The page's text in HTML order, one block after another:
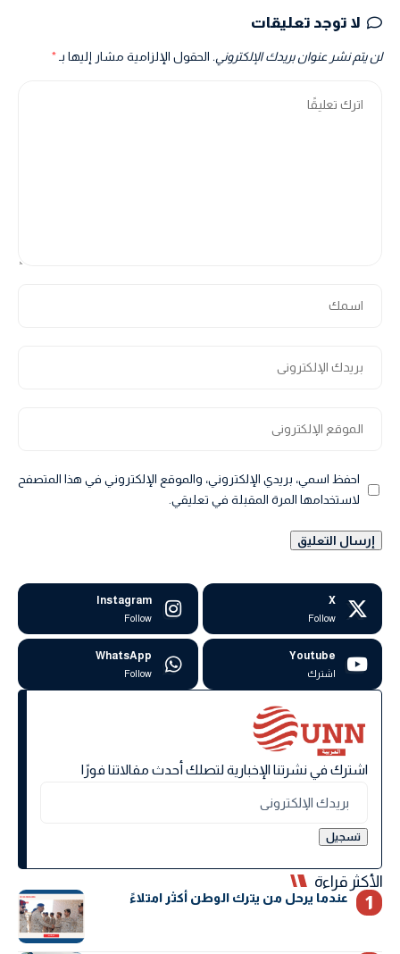
لا توجد تعليقات
لن يتم نشر عنوان بريدك الإلكتروني. الحقول الإلزامية مشار إليها بـ*
احفظ اسمي، بريدي الإلكتروني، والموقع الإلكتروني في هذا المتصفح
لاستخدامها المرة المقبلة في تعليقي.
X
Follow
Instagram
Follow
Youtube
اشترك
WhatsApp
Follow
اشترك في نشرتنا الإخبارية لتصلك أحدث مقالاتنا فورًا
الأكثر قراءة
عندما يرحل من يترك الوطن أكثر امتلاءً